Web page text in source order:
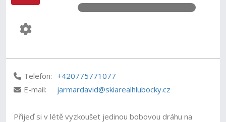
Telefon: +420775771077
E-mail:
jarmardavid@skiarealhlubocky.cz
Přijeď si v létě vyzkoušet jedinou bobovou dráhu na